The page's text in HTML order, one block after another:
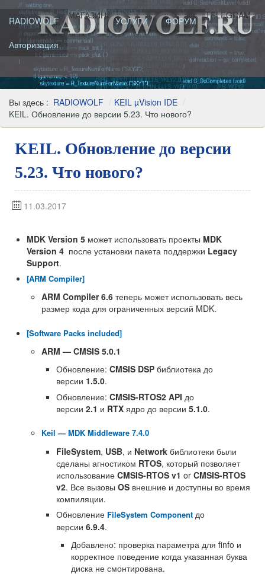
RADIOWOLF МАГАЗИН УСЛУГИ ФОРУМ TELEGRAM
Авторизация
Вы здесь : RADIOWOLF / KEIL µVision IDE /
KEIL. Обновление до версии 5.23. Что нового?
KEIL. Обновление до версии
5.23. Что нового?
11.03.2017
MDK Version 5 может использовать проекты MDK
Version 4 после установки пакета поддержки Legacy
Support.
[ARM Compiler]
ARM Compiler 6.6 теперь может использовать весь
размер кода для ограниченных версий MDK.
[Software Packs included]
ARM — CMSIS 5.0.1
Обновление: CMSIS DSP библиотека до
версии 1.5.0.
Обновление: CMSIS-RTOS2 API до
версии 2.1 и RTX ядро до версии 5.1.0.
Keil — MDK Middleware 7.4.0
FileSystem, USB, и Network библиотеки были
сделаны агностиком RTOS, который позволяет
использование CMSIS-RTOS v1 or CMSIS-RTOS
v2. Все вызовы OS внешние и доступны во время
компиляции.
Обновление FileSystem Component до
версии 6.9.4.
Добавлено: проверка параметра для finfo и
корректное поведение когда указанная буква
диска не смонтирована.